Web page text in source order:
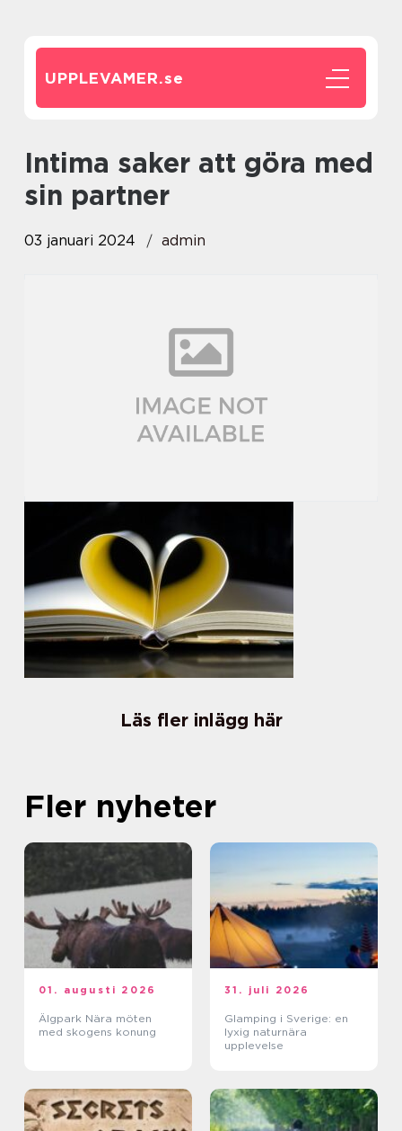
UPPLEVAMER.se
intima saker att göra med
sin partner
03 januari 2024 admin
Läs fler inlägg här
Fler nyheter
01. augusti 2026
Älgpark Nära möten
med skogens konung
31. juli 2026
Glamping i Sverige: en
lyxig naturnära
upplevelse